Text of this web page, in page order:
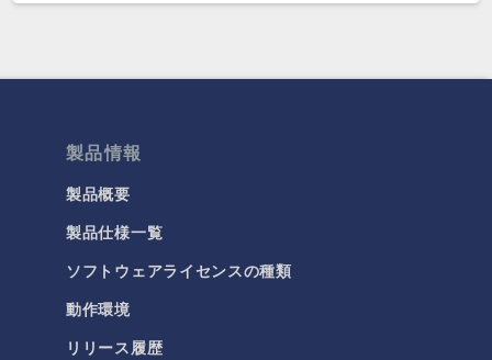
製品情報
製品概要
製品仕様一覧
ソフトウェアライセンスの種類
動作環境
リリース履歴